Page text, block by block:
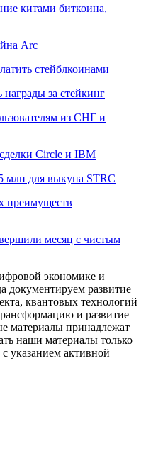
китами биткоина,
Arc
стейблкоинами
за стейкинг
из СНГ и
Circle и IBM
млн для выкупа STRC
преимуществ
месяц с чистым
экономике и
документируем развитие
квантовых технологий
и развитие
материалы принадлежат
наши материалы только
указанием активной